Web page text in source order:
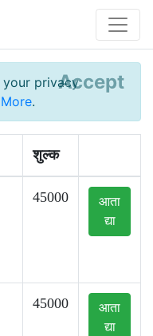
your privacy
.
Accept
शुल्क
45000
आता
द्या
45000
आता
द्या